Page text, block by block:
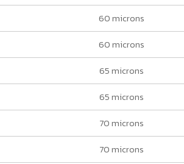
60 microns
60 microns
65 microns
65 microns
70 microns
70 microns